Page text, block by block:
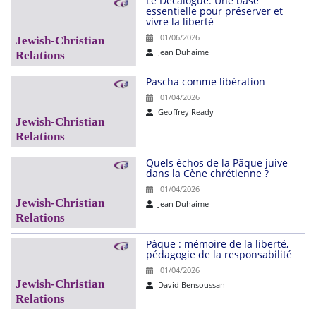
essentielle pour préserver et
vivre la liberté
01/06/2026
Jean Duhaime
Pascha comme libération
01/04/2026
Geoffrey Ready
Quels échos de la Pâque juive
dans la Cène chrétienne ?
01/04/2026
Jean Duhaime
Pâque : mémoire de la liberté,
pédagogie de la responsabilité
01/04/2026
David Bensoussan